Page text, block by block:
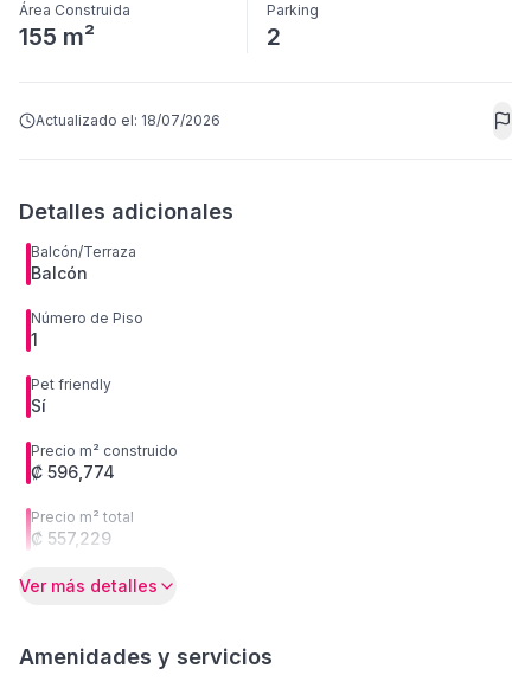
Área Construida
155 m²
Parking
2
Actualizado el: 18/07/2026
Detalles adicionales
Balcón/Terraza
Balcón
Número de Piso
1
Pet friendly
Sí
Precio m² construido
₡ 596,774
Precio m² total
₡ 557,229
Ver más detalles
Amenidades y servicios